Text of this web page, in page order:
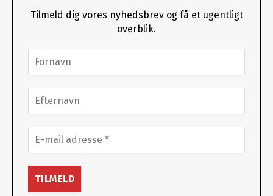
Tilmeld dig vores nyhedsbrev og få et ugentligt
overblik.